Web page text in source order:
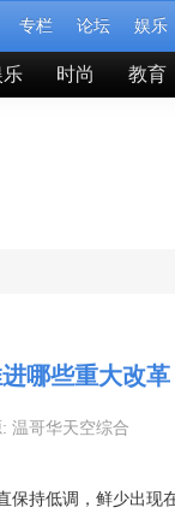
专栏 论坛 娱乐
乐 时尚 教育
哪些重大改革
温哥华天空综合
持低调，鲜少出现